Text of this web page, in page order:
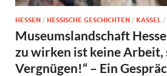
HESSEN / HESSISCHE GESCHICHTEN / KASSEL /
Museumslandschaft
zu wirken ist keine Arbeit,
Vergnügen!“ – Ein